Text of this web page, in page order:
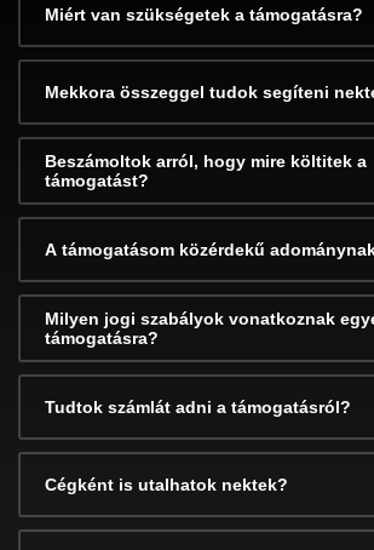
Miért van szükségetek a támogatásra?
Mekkora összeggel tudok segíteni
Beszámoltok arról, hogy mire költitek a
támogatást?
A támogatásom közérdekű
Milyen jogi szabályok vonatkoznak
támogatásra?
Tudtok számlát adni a támogatásról?
Cégként is utalhatok nektek?